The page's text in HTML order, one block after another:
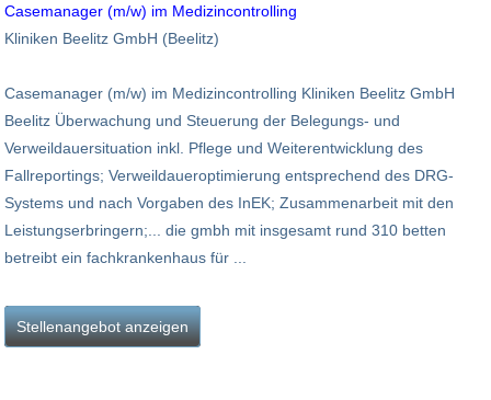
Casemanager (m/w) im Medizincontrolling
Kliniken Beelitz GmbH (Beelitz)
Casemanager (m/w) im Medizincontrolling Kliniken Beelitz GmbH
Beelitz Überwachung und Steuerung der Belegungs- und
Verweildauersituation inkl. Pflege und Weiterentwicklung des
Fallreportings; Verweildaueroptimierung entsprechend des DRG-
Systems und nach Vorgaben des InEK; Zusammenarbeit mit den
Leistungserbringern;... die gmbh mit insgesamt rund 310 betten
betreibt ein fachkrankenhaus für ...
Stellenangebot anzeigen